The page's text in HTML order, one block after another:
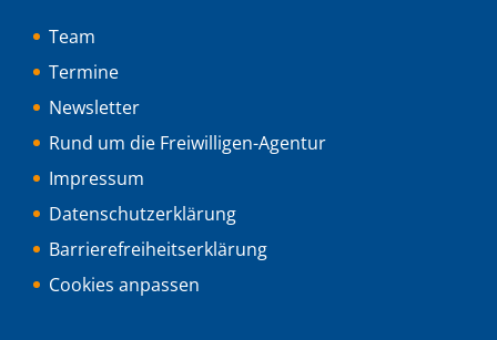
Team
Termine
Newsletter
Rund um die Freiwilligen-Agentur
Impressum
Datenschutzerklärung
Barrierefreiheitserklärung
Cookies anpassen